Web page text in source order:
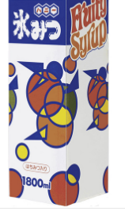
ハーブシロップ
も
ガムシロップ
あずき・餡
白玉もち・わらび餅
リング等
ピュー
料